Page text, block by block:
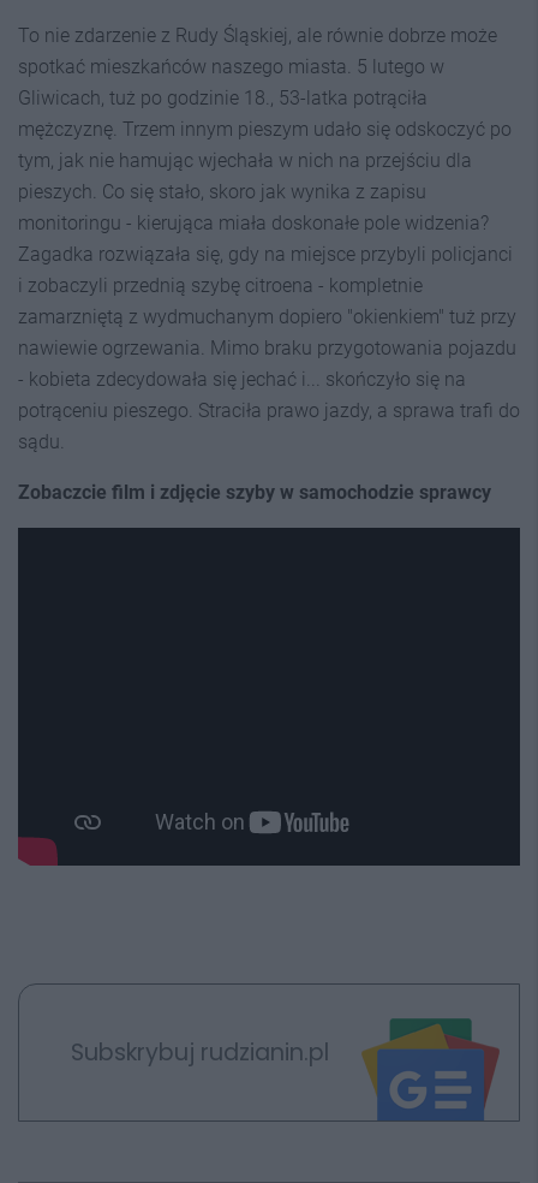
To nie zdarzenie z Rudy Śląskiej, ale równie dobrze może
spotkać mieszkańców naszego miasta. 5 lutego w
Gliwicach, tuż po godzinie 18., 53-latka potrąciła
mężczyznę. Trzem innym pieszym udało się odskoczyć po
tym, jak nie hamując wjechała w nich na przejściu dla
pieszych. Co się stało, skoro jak wynika z zapisu
monitoringu - kierująca miała doskonałe pole widzenia?
Zagadka rozwiązała się, gdy na miejsce przybyli policjanci
i zobaczyli przednią szybę citroena - kompletnie
zamarzniętą z wydmuchanym dopiero "okienkiem" tuż przy
nawiewie ogrzewania. Mimo braku przygotowania pojazdu
- kobieta zdecydowała się jechać i... skończyło się na
potrąceniu pieszego. Straciła prawo jazdy, a sprawa trafi do
sądu.
Zobaczcie film i zdjęcie szyby w samochodzie sprawcy
Subskrybuj rudzianin.pl